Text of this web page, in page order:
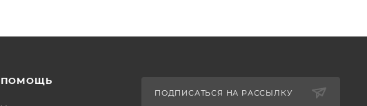
ПОМОЩЬ
ПОДПИСАТЬСЯ НА РАССЫЛКУ